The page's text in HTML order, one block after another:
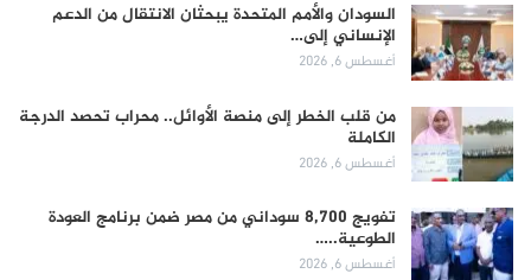
السودان والأمم المتحدة يبحثان الانتقال من الدعم
الإنساني إلى…
أغسطس 6, 2026
من قلب الخطر إلى منصة الأوائل.. محراب تحصد الدرجة
الكاملة
أغسطس 6, 2026
تفويج 8,700 سوداني من مصر ضمن برنامج العودة
الطوعية..…
أغسطس 6, 2026